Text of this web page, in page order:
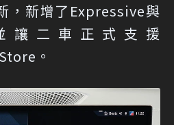
，新增了Expressive與
讓二車正式支援
。